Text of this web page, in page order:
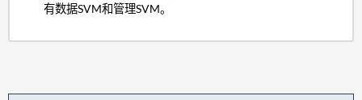
有数据SVM和管理SVM。